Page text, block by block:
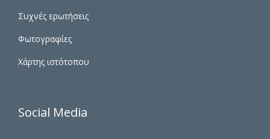
Συχνές ερωτήσεις
Φωτογραφίες
Χάρτης ιστότοπου
Social Media